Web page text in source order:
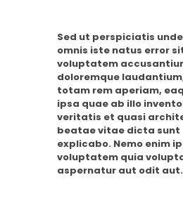
Sed ut perspiciatis unde
omnis iste natus error
voluptatem
doloremque
totam rem aperiam,
ipsa quae ab illo
veritatis et quasi
beatae vitae dicta sunt
explicabo. Nemo enim
voluptatem quia
aspernatur aut odit aut.